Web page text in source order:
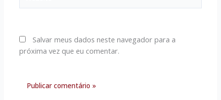
Salvar meus dados neste navegador para a
próxima vez que eu comentar.